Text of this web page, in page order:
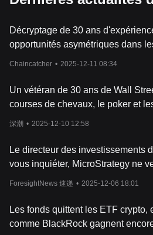
technologique. Inspiré par le populaire
capturer l'esprit d'aventure et
renommée de ce personnage.
en raison de ses arguments de vente
décentralisée.
Caractéristiques Principales du
l'industrie des crypto-monnaies. Voici
Décentralisation
Luffy Token est une crypto-monnaie
qui signifie qu'aucune entité unique
confère à ses utilisateurs une plus
Sécurité
Avec l'utilisation de la technologie
une sécurité inégalée pour ses
Décryptage de 30 ans
opportunités asymétriques dans
Chaincatcher • 2025-12-11 08:34
Un vétéran de 30 ans de Wall
courses de chevaux, le poker et
l’investissement m’ont apprises
深潮 • 2025-12-10 12:58
Le directeur des investissements
vous inquiéter, MicroStrategy ne
ForesightNews 速递 • 2025-12-06 18:01
Les fonds quittent les ETF crypto,
comme BlackRock gagnent